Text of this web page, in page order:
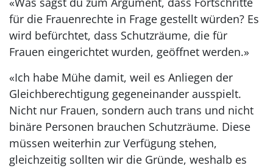
für die Frauenrechte in Frage gestellt würden? Es
wird befürchtet, dass Schutzräume, die für
Frauen eingerichtet wurden, geöffnet werden.»
«Ich habe Mühe damit, weil es Anliegen der
Gleichberechtigung gegeneinander ausspielt.
Nicht nur Frauen, sondern auch trans und nicht
binäre Personen brauchen Schutzräume. Diese
müssen weiterhin zur Verfügung stehen,
gleichzeitig sollten wir die Gründe, weshalb es